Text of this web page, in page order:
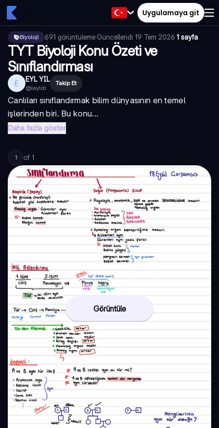
Uygulamaya git
Biyoloji 691 görüntüleme·Güncellendi 19 Tem 2026·1 sayfa
TYT Biyoloji Konu Özeti ve
Sınıflandırması
E EYL YIL
@leyldr
Takip Et
Canlıları sınıflandırmak bilim dünyasının en temel
işlerinden biri. Bu konu...
Daha fazla göster
1 of 1
Görüntüle